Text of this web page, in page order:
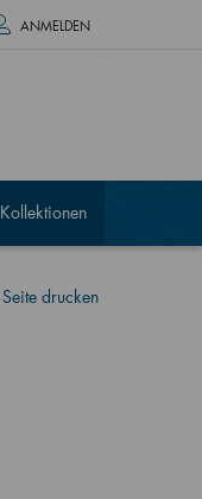
ANMELDEN
Kollektionen
drucken